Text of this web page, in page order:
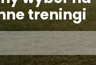
treningi